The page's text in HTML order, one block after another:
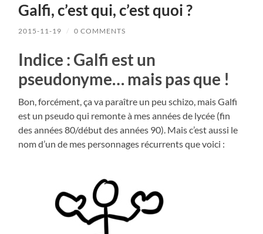
Galfi, c’est qui, c’est quoi ?
2015-11-19 / 0 COMMENTS
Indice : Galfi est un
pseudonyme… mais pas que !
Bon, forcément, ça va paraître un peu schizo, mais Galfi
est un pseudo qui remonte à mes années de lycée (fin
des années 80/début des années 90). Mais c’est aussi le
nom d’un de mes personnages récurrents que voici :